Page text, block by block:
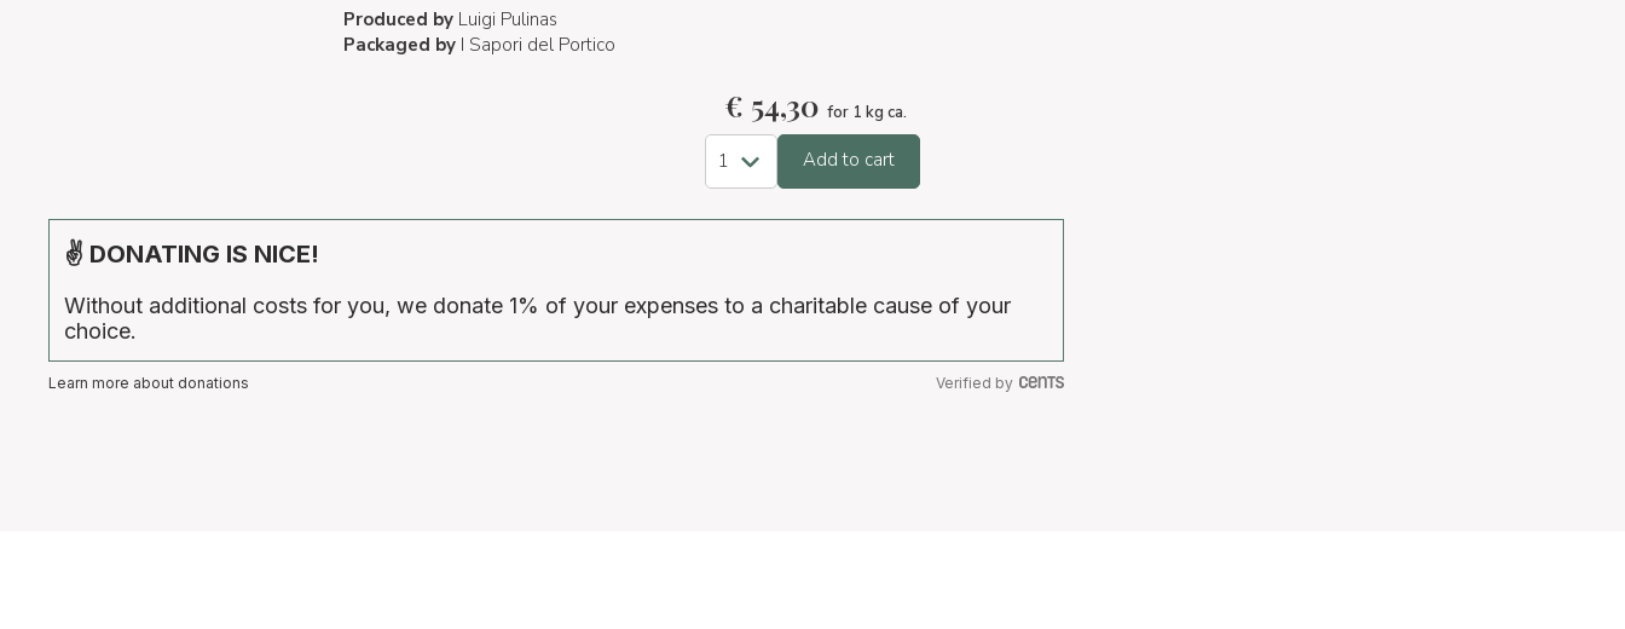
Produced byLuigi Pulinas
Packaged byI Sapori del Portico
€ 54,30 for 1 kg ca.
Add to cart
✌ DONATING IS NICE!
Without additional costs for you, we donate 1% of your expenses to a charitable cause of your
choice.
Learn more about donations Verified by